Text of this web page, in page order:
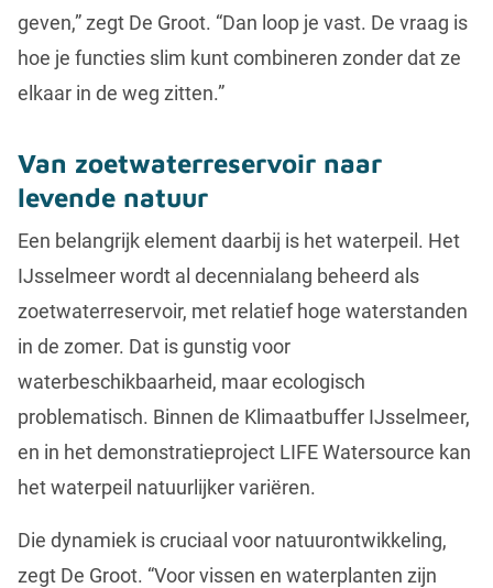
geven,” zegt De Groot. “Dan loop je vast. De vraag is
hoe je functies slim kunt combineren zonder dat ze
elkaar in de weg zitten.”
Van zoetwaterreservoir naar
levende natuur
Een belangrijk element daarbij is het waterpeil. Het
IJsselmeer wordt al decennialang beheerd als
zoetwaterreservoir, met relatief hoge waterstanden
in de zomer. Dat is gunstig voor
waterbeschikbaarheid, maar ecologisch
problematisch. Binnen de Klimaatbuffer IJsselmeer,
en in het demonstratieproject LIFE Watersource kan
het waterpeil natuurlijker variëren.
Die dynamiek is cruciaal voor natuurontwikkeling,
zegt De Groot. “Voor vissen en waterplanten zijn